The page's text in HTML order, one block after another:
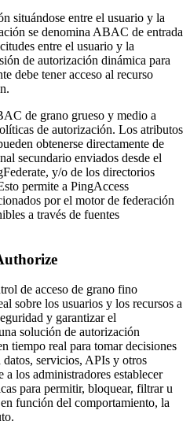
situándose entre el usuario y la
se denomina ABAC de entrada
entre el usuario y la
de autorización dinámica para
debe tener acceso al recurso
de grano grueso y medio a
de autorización. Los atributos
obtenerse directamente de
secundario enviados desde el
y/o de los directorios
permite a PingAccess
por el motor de federación
a través de fuentes
de acceso de grano fino
sobre los usuarios y los recursos a
y garantizar el
solución de autorización
tiempo real para tomar decisiones
datos, servicios, APIs y otros
los administradores establecer
para permitir, bloquear, filtrar u
función del comportamiento, la